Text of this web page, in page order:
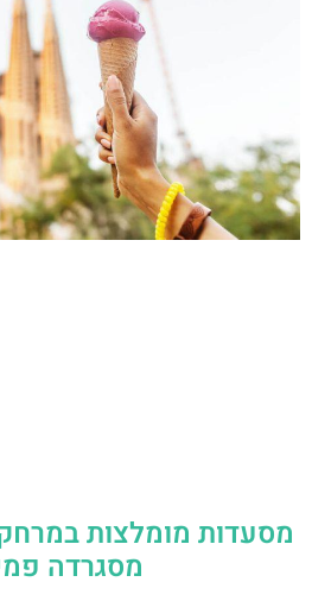
מסעדות מומלצות
מסגרדה